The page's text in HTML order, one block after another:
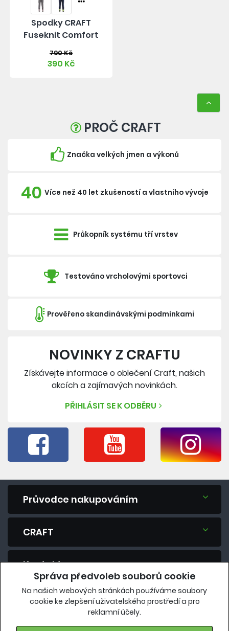
Správa předvoleb souborů cookie
Na našich webových stránkách používáme soubory
cookie ke zlepšení uživatelského prostředí a pro
reklamní účely.
Spodky CRAFT
Fuseknit Comfort
790 Kč
390 Kč
PROČ CRAFT
Značka velkých jmen a výkonů
40 Více než 40 let zkušeností a vlastního vývoje
Průkopník systému tří vrstev
Testováno vrcholovými sportovci
Prověřeno skandinávskými podmínkami
NOVINKY Z CRAFTU
Získávejte informace o oblečení Craft, našich
akcích a zajímavých novinkách.
PŘIHLÁSIT SE K ODBĚRU
Průvodce nakupováním
CRAFT
Kontakt
Máte dotaz? Zeptejte se nás.
eshop@vavrys.cz